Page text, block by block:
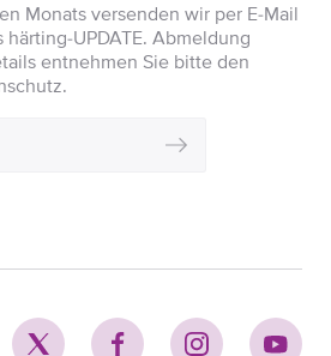
Monats versenden wir per E-Mail
UPDATE. Abmeldung
entnehmen Sie bitte den